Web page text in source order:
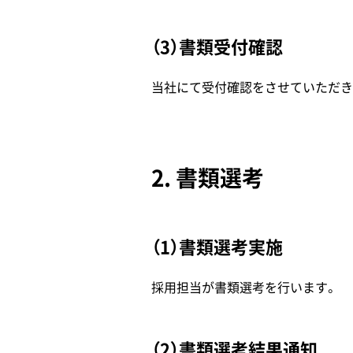
（3）書類受付確認
当社にて受付確認をさせていただ
2. 書類選考
（1）書類選考実施
採用担当が書類選考を行います。